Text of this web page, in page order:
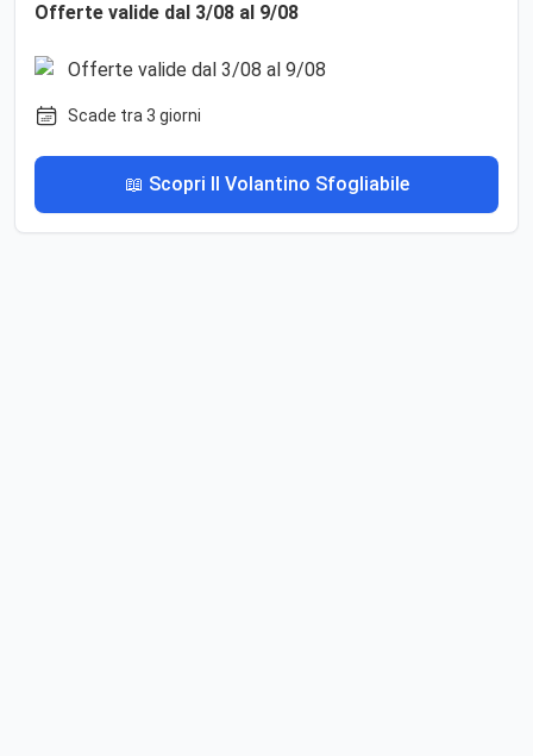
Offerte valide dal 3/08 al 9/08
Scade tra 3 giorni
📖 Scopri Il Volantino Sfogliabile